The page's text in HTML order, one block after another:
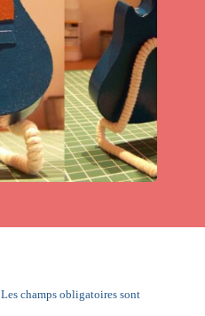
Les champs obligatoires sont